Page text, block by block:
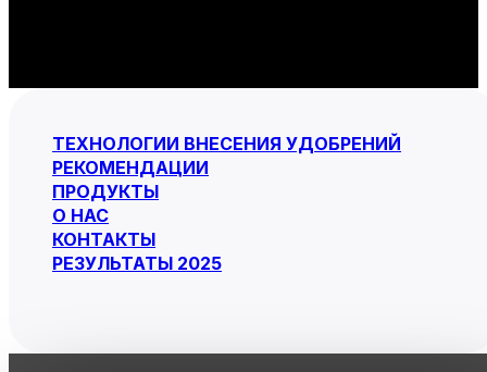
ТЕХНОЛОГИИ ВНЕСЕНИЯ УДОБРЕНИЙ
РЕКОМЕНДАЦИИ
ПРОДУКТЫ
О НАС
КОНТАКТЫ
РЕЗУЛЬТАТЫ 2025